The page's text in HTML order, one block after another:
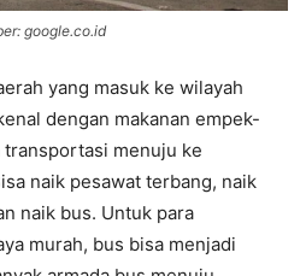
google.co.id
yang masuk ke wilayah
dengan makanan empek-
menuju ke
naik pesawat terbang, naik
naik bus. Untuk para
murah, bus bisa menjadi